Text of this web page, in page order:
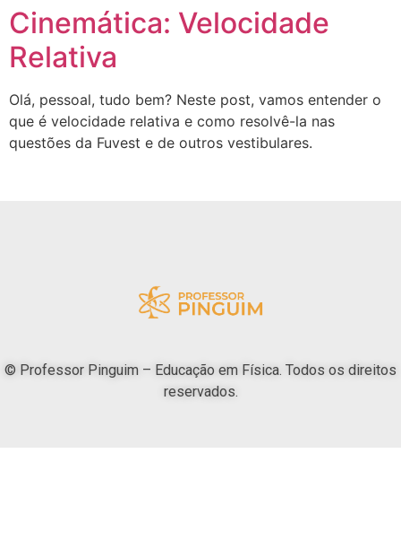
Cinemática: Velocidade
Relativa
Olá, pessoal, tudo bem? Neste post, vamos entender o
que é velocidade relativa e como resolvê-la nas
questões da Fuvest e de outros vestibulares.
© Professor Pinguim – Educação em Física. Todos os direitos
reservados.